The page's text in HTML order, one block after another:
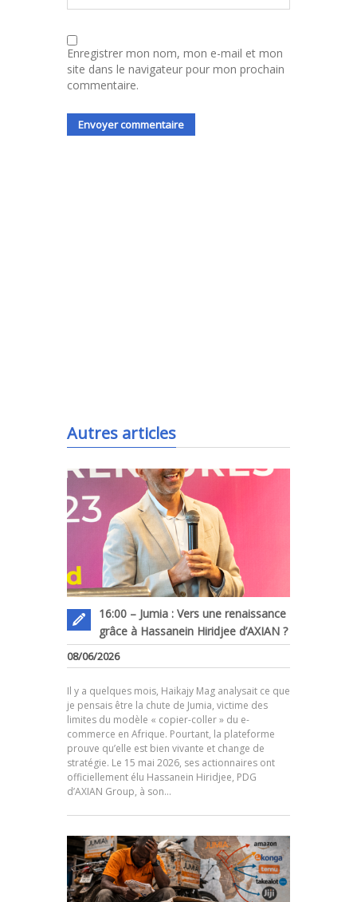
Enregistrer mon nom, mon e-mail et mon
site dans le navigateur pour mon prochain
commentaire.
Autres articles
16:00 – Jumia : Vers une renaissance
grâce à Hassanein Hiridjee d’AXIAN ?
08/06/2026
Il y a quelques mois, Haikajy Mag analysait ce que
je pensais être la chute de Jumia, victime des
limites du modèle « copier-coller » du e-
commerce en Afrique. Pourtant, la plateforme
prouve qu’elle est bien vivante et change de
stratégie. Le 15 mai 2026, ses actionnaires ont
officiellement élu Hassanein Hiridjee, PDG
d’AXIAN Group, à son…